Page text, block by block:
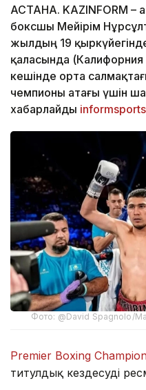
АСТАНА. KAZINFORM –
боксшы Мейірім
жылдың 19
қаласында
кешінде орта
чемпионы атағы үшін
хабарлайды
Фото: @David Spagnolo/
Premier Boxing
титулдық кездесуді